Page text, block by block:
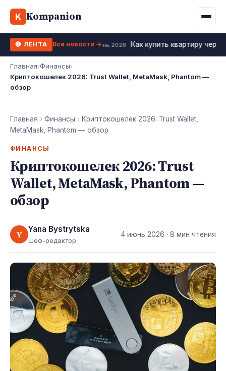
K Kompanion
Калькулятор МФО
Все 10 МФО →
Жизни
WhiteBIT
Kuna
Bybit
OKX
Ипотека
Депозит
Рефинансирование
ФОП налоги
🔴 ЛЕНТА 21 июнь 2026 Как купить квартиру
Все новости →
Главная›Финансы›
Криптокошелек 2026: Trust Wallet, MetaMask, Phantom —
обзор
Главная › Финансы › Криптокошелек 2026: Trust Wallet,
MetaMask, Phantom — обзор
ФИНАНСЫ
Криптокошелек 2026: Trust
Wallet, MetaMask, Phantom —
обзор
Y Yana Bystrytska
Шеф-редактор
4 июнь 2026 · 8 мин чтения